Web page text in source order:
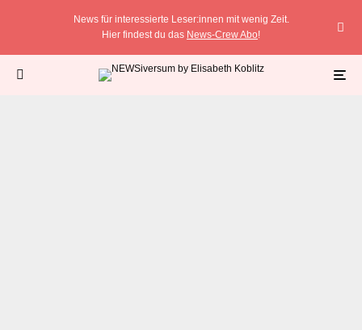
News für interessierte Leser:innen mit wenig Zeit.
Hier findest du das News-Crew Abo!